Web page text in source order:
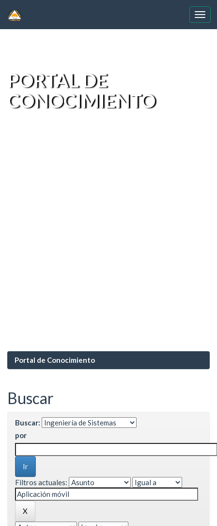
PORTAL DE
CONOCIMIENTO
Portal de Conocimiento
Buscar
Buscar:
por
Filtros actuales: